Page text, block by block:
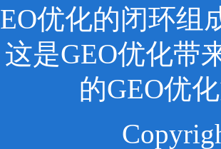
优化的闭环组
是GEO优化带
的GEO优